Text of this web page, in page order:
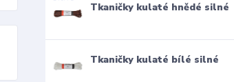
Tkaničky kulaté hnědé silné
Tkaničky kulaté bílé silné